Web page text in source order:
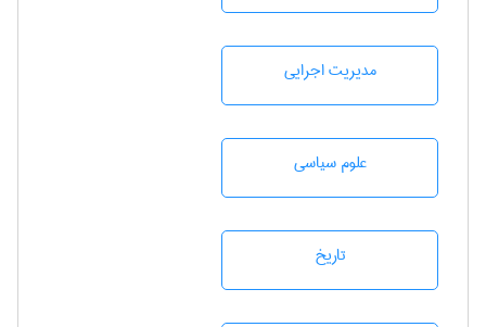
مديريت اجرايی
علوم سياسی
تاريخ